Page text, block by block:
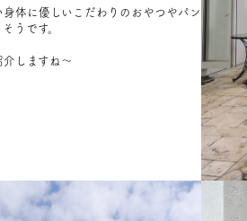
体に優しいこだわりのおやつやパン
うです。
しますね～